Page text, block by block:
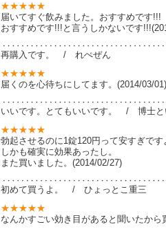
★★★★★
届いてすぐ飲みました。おすすめです!!!
おすすめです!!!と言うしかないです
再購入です。 / れぺぜん
★★★★★
届くのを心待ちにしてます。(2014/03/01)
いいです。とてもいいです。 / 博士と
★★★★★
勃起させるのに1錠120円って安すぎです
しかも確実に効果あったし。
また買いました。(2014/02/27)
初めて買うよ。 / ひょっとこ重三
★★★★★
なんかすごい効き目があると聞いたから